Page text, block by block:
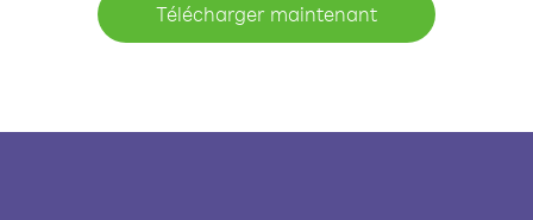
Télécharger maintenant